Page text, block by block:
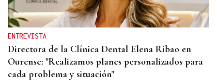
ENTREVISTA
Directora de la Clínica Dental Elena Ribao en
Ourense: "Realizamos planes personalizados para
cada problema y situación"